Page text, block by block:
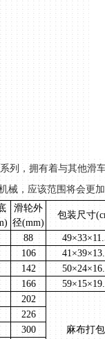
列，拥有着与其他滑
械，应该范围将会更
滑轮外
径(mm)
包装尺寸
88
106
142
166
202
麻布打包
226
300